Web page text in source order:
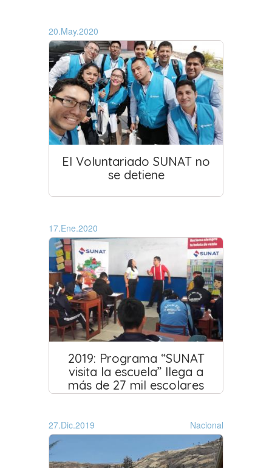
20.May.2020
El Voluntariado SUNAT no
se detiene
17.Ene.2020
2019: Programa “SUNAT
visita la escuela” llega a
más de 27 mil escolares
27.Dic.2019 Nacional